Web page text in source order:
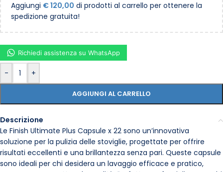
Aggiungi €120,00 di prodotti al carrello per ottenere la
spedizione gratuita!
- +
AGGIUNGI AL CARRELLO
Richiedi assistenza su WhatsApp
Descrizione
Le Finish Ultimate Plus Capsule x 22 sono un’innovativa
soluzione per la pulizia delle stoviglie, progettate per offrire
risultati eccellenti e una brillantezza senza pari. Queste capsule
sono ideali per chi desidera un lavaggio efficace e pratico,